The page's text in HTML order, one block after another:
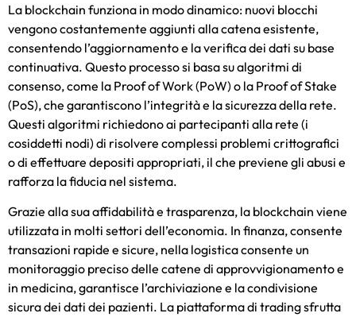
La blockchain funziona in modo dinamico: nuovi blocchi
vengono costantemente aggiunti alla catena esistente,
consentendo l’aggiornamento e la verifica dei dati su base
continuativa. Questo processo si basa su algoritmi di
consenso, come la Proof of Work (PoW) o la Proof of Stake
(PoS), che garantiscono l’integrità e la sicurezza della rete.
Questi algoritmi richiedono ai partecipanti alla rete (i
cosiddetti nodi) di risolvere complessi problemi crittografici
o di effettuare depositi appropriati, il che previene gli abusi e
rafforza la fiducia nel sistema.
Grazie alla sua affidabilità e trasparenza, la blockchain viene
utilizzata in molti settori dell’economia. In finanza, consente
transazioni rapide e sicure, nella logistica consente un
monitoraggio preciso delle catene di approvvigionamento e
in medicina, garantisce l’archiviazione e la condivisione
sicura dei dati dei pazienti. La piattaforma di tradingsfrutta